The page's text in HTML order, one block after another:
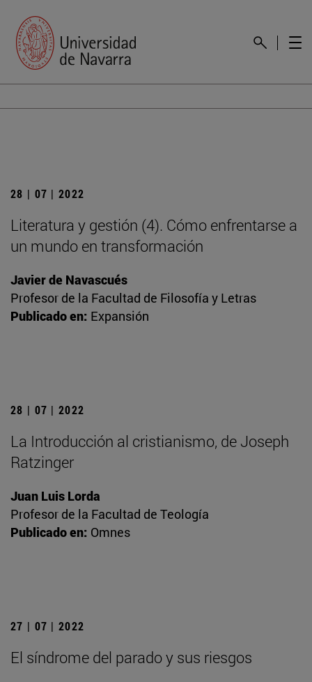
28 | 07 | 2022
Literatura y gestión (4). Cómo enfrentarse a
un mundo en transformación
Javier de Navascués
Profesor de la Facultad de Filosofía y Letras
Publicado en: Expansión
28 | 07 | 2022
La Introducción al cristianismo, de Joseph
Ratzinger
Juan Luis Lorda
Profesor de la Facultad de Teología
Publicado en: Omnes
27 | 07 | 2022
El síndrome del parado y sus riesgos